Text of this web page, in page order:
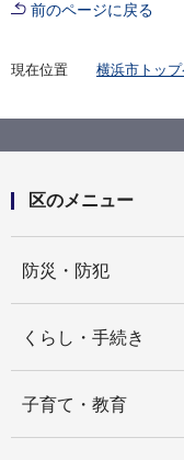
前のページに戻る
現在位置 横浜市トッ
ISOGOフォ
いそご地域
区のメニュー
防災・防犯
くらし・手続き
子育て・教育